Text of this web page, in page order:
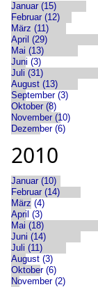
Januar (15)
Februar (12)
März (11)
April (29)
Mai (13)
Juni (3)
Juli (31)
August (13)
September (3)
Oktober (8)
November (10)
Dezember (6)
2010
Januar (10)
Februar (14)
März (4)
April (3)
Mai (18)
Juni (14)
Juli (11)
August (3)
Oktober (6)
November (2)